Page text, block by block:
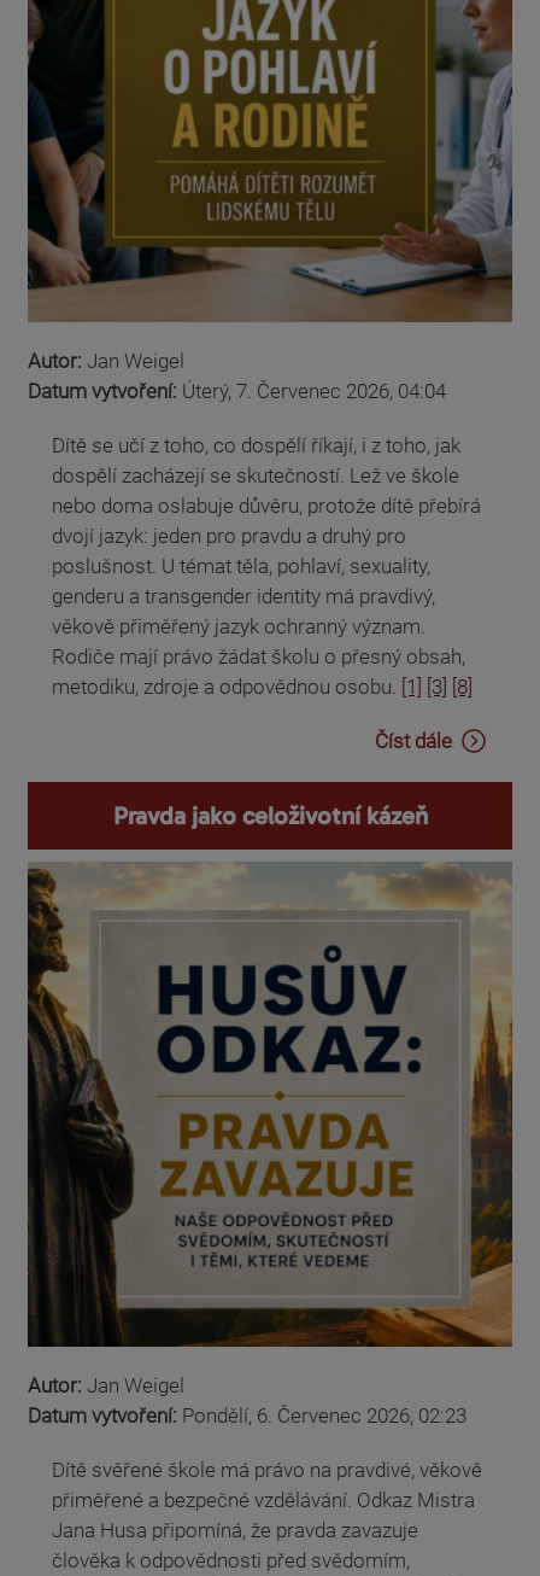
Autor: Jan Weigel
Datum vytvoření: Úterý, 7. Červenec 2026, 04:04
Dítě se učí z toho, co dospělí říkají, i z toho, jak
dospělí zacházejí se skutečností. Lež ve škole
nebo doma oslabuje důvěru, protože dítě přebírá
dvojí jazyk: jeden pro pravdu a druhý pro
poslušnost. U témat těla, pohlaví, sexuality,
genderu a transgender identity má pravdivý,
věkově přiměřený jazyk ochranný význam.
Rodiče mají právo žádat školu o přesný obsah,
metodiku, zdroje a odpovědnou osobu. [1] [3] [8]
Číst dále
Pravda jako celoživotní kázeň
Autor: Jan Weigel
Datum vytvoření: Pondělí, 6. Červenec 2026, 02:23
Dítě svěřené škole má právo na pravdivé, věkově
přiměřené a bezpečné vzdělávání. Odkaz Mistra
Jana Husa připomíná, že pravda zavazuje
člověka k odpovědnosti před svědomím,